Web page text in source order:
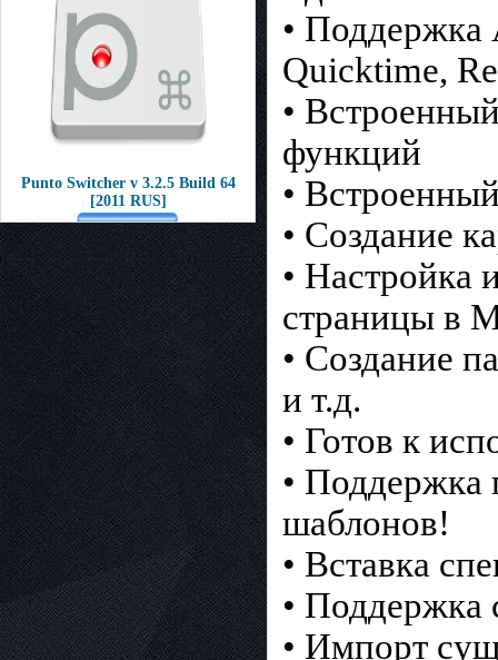
Punto Switcher v 3.2.5 Build 64
[2011 RUS]
• Поддержка
Quicktime,
•
функций
•
• Создание
• Настройка
страницы в
• Создание
и т.д.
• Готов к
• Поддержка
шаблонов!
• Вставка
• Поддержка
• Импорт